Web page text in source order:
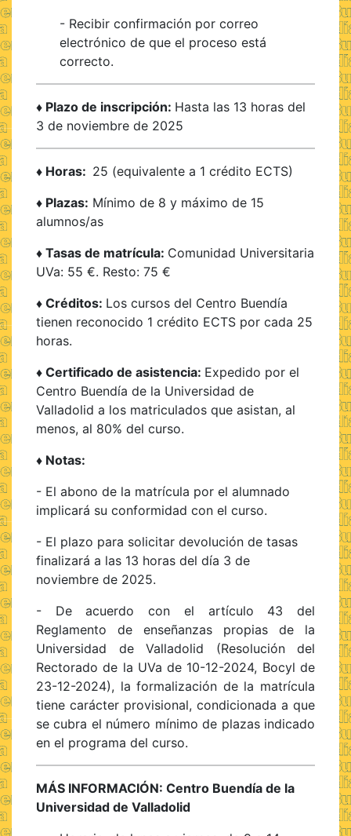
- Recibir confirmación por correo
electrónico de que el proceso está
correcto.
♦ Plazo de inscripción: Hasta las 13 horas del
3 de noviembre de 2025
♦ Horas: 25 (equivalente a 1 crédito ECTS)
♦ Plazas: Mínimo de 8 y máximo de 15
alumnos/as
♦ Tasas de matrícula: Comunidad Universitaria
UVa: 55 €. Resto: 75 €
♦ Créditos: Los cursos del Centro Buendía
tienen reconocido 1 crédito ECTS por cada 25
horas.
♦ Certificado de asistencia: Expedido por el
Centro Buendía de la Universidad de
Valladolid a los matriculados que asistan, al
menos, al 80% del curso.
♦ Notas:
- El abono de la matrícula por el alumnado
implicará su conformidad con el curso.
- El plazo para solicitar devolución de tasas
finalizará a las 13 horas del día 3 de
noviembre de 2025.
- De acuerdo con el artículo 43 del
Reglamento de enseñanzas propias de la
Universidad de Valladolid (Resolución del
Rectorado de la UVa de 10-12-2024, Bocyl de
23-12-2024), la formalización de la matrícula
tiene carácter provisional, condicionada a que
se cubra el número mínimo de plazas indicado
en el programa del curso.
MÁS INFORMACIÓN: Centro Buendía de la
Universidad de Valladolid